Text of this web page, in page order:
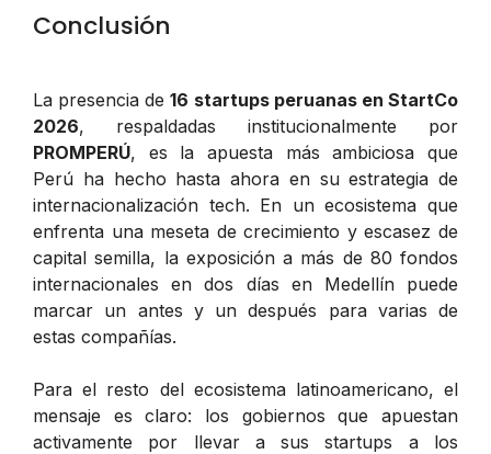
Conclusión
La presencia de16 startups peruanas en StartCo
2026, respaldadas institucionalmente por
PROMPERÚ, es la apuesta más ambiciosa que
Perú ha hecho hasta ahora en su estrategia de
internacionalización tech. En un ecosistema que
enfrenta una meseta de crecimiento y escasez de
capital semilla, la exposición a más de 80 fondos
internacionales en dos días en Medellín puede
marcar un antes y un después para varias de
estas compañías.
Para el resto del ecosistema latinoamericano, el
mensaje es claro: los gobiernos que apuestan
activamente por llevar a sus startups a los